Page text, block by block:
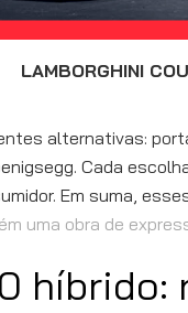
LAMBORGHINI
alternativas:
Cada
Em suma,
uma obra de
híbrido: